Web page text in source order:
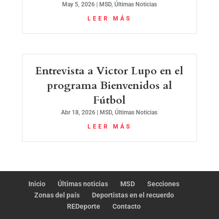
May 5, 2026| MSD, Últimas Noticias
LEER MÁS
Entrevista a Victor Lupo en el
programa Bienvenidos al
Fútbol
Abr 18, 2026 MSD,Últimas Noticias
LEER MÁS
Inicio Últimas noticias MSD
Secciones
Zonas del país
Deportistas en el recuerdo
REDeporte
Contacto